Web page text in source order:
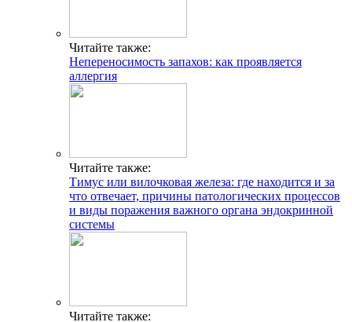
Читайте также:
Непереносимость запахов: как проявляется
аллергия
Читайте также:
Тимус или вилочковая железа: где находится и за
что отвечает, причины патологических процессов
и виды поражения важного органа эндокринной
системы
Читайте также: